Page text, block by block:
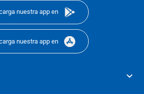
nuestra app en
nuestra app en